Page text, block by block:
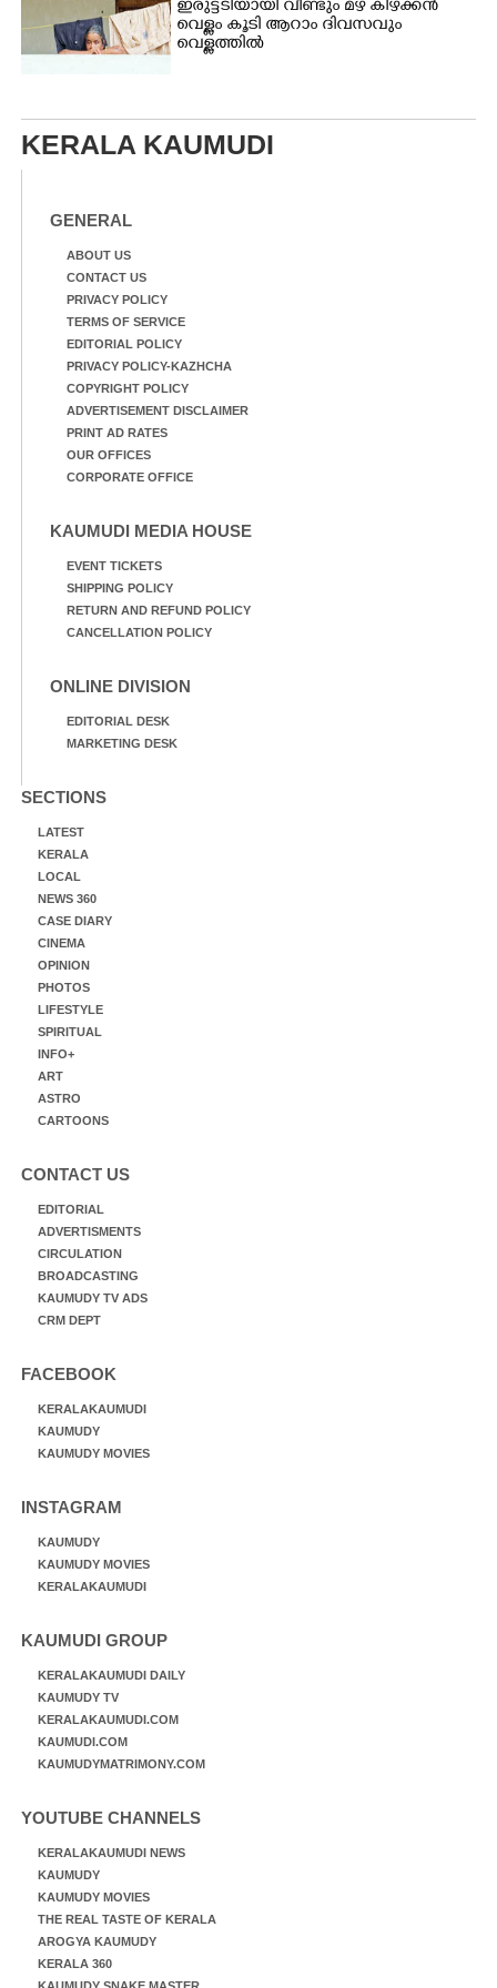
ഇരുട്ടടിയായി വീണ്ടും മഴ കിഴക്കൻ
വെള്ളം കൂടി ആറാം ദിവസവും
വെള്ളത്തിൽ
KERALA KAUMUDI
GENERAL
ABOUT US
CONTACT US
PRIVACY POLICY
TERMS OF SERVICE
EDITORIAL POLICY
PRIVACY POLICY-KAZHCHA
COPYRIGHT POLICY
ADVERTISEMENT DISCLAIMER
PRINT AD RATES
OUR OFFICES
CORPORATE OFFICE
KAUMUDI MEDIA HOUSE
EVENT TICKETS
SHIPPING POLICY
RETURN AND REFUND POLICY
CANCELLATION POLICY
ONLINE DIVISION
EDITORIAL DESK
MARKETING DESK
SECTIONS
LATEST
KERALA
LOCAL
NEWS 360
CASE DIARY
CINEMA
OPINION
PHOTOS
LIFESTYLE
SPIRITUAL
INFO+
ART
ASTRO
CARTOONS
CONTACT US
EDITORIAL
ADVERTISMENTS
CIRCULATION
BROADCASTING
KAUMUDY TV ADS
CRM DEPT
FACEBOOK
KERALAKAUMUDI
KAUMUDY
KAUMUDY MOVIES
INSTAGRAM
KAUMUDY
KAUMUDY MOVIES
KERALAKAUMUDI
KAUMUDI GROUP
KERALAKAUMUDI DAILY
KAUMUDY TV
KERALAKAUMUDI.COM
KAUMUDI.COM
KAUMUDYMATRIMONY.COM
YOUTUBE CHANNELS
KERALAKAUMUDI NEWS
KAUMUDY
KAUMUDY MOVIES
THE REAL TASTE OF KERALA
AROGYA KAUMUDY
KERALA 360